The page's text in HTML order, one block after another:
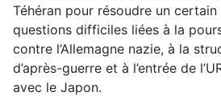
Téhéran pour résoudre un
questions difficiles liées à la
contre l’Allemagne nazie, à la
d’après-guerre et à l’entrée de
avec le Japon.